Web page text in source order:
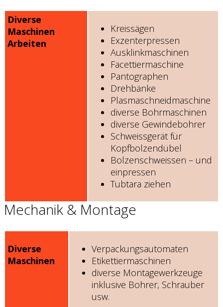
Diverse
Maschinen
Arbeiten
Kreissägen
Exzenterpressen
Ausklinkmaschinen
Facettiermaschine
Pantographen
Drehbänke
Plasmaschneidmaschine
diverse Bohrmaschinen
diverse Gewindebohrer
Schweissgerät für
Kopfbolzendübel
Bolzenschweissen – und
einpressen
Tubtara ziehen
Mechanik & Montage
Diverse
Maschinen
Verpackungsautomaten
Etikettiermaschinen
diverse Montagewerkzeuge
inklusive Bohrer, Schrauber
usw.